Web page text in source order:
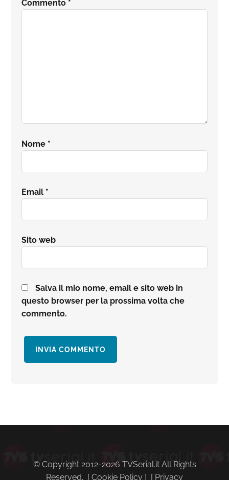
Commento *
Nome *
Email *
Sito web
Salva il mio nome, email e sito web in
questo browser per la prossima volta che
commento.
primaria
© Copyright 2012-2026 TVSerial.it All Rights
Reserved. [ Cookie Policy ] [ Privacy